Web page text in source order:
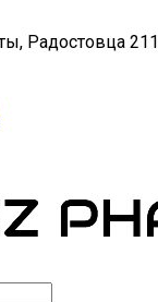
Радостовца 211